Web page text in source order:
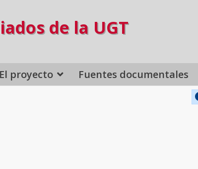
de la UGT
El proyecto Fuentes documentales